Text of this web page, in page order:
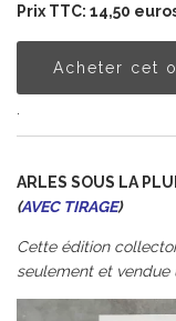
Prix TTC: 14,50
Acheter cet
ARLES SOUS LA
(AVEC TIRAGE)
Cette édition
seulement et vendue